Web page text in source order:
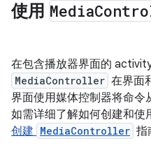
使用 Media
在包含播放器界面的
MediaController 在界面
界面使用媒体控制器将命令
如需详细了解如何创建和使
创建 MediaController 指